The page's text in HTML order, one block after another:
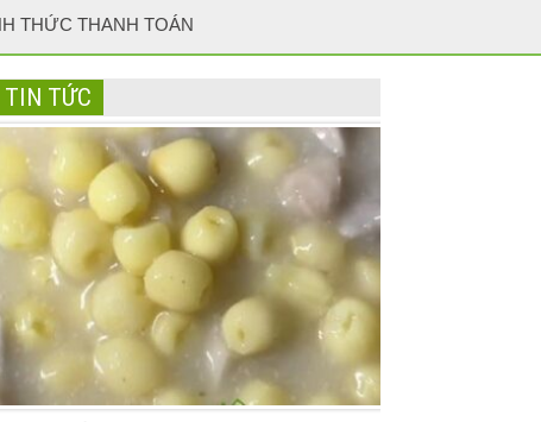
THỨC THANH TOÁN
TIN TỨC